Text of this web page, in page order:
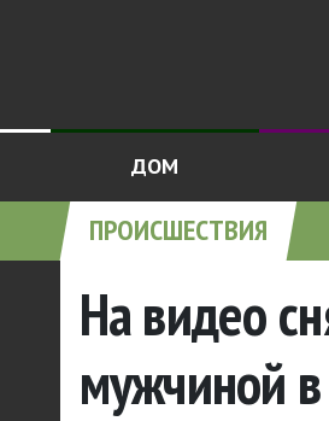
ДОМ
ПРОИСШЕСТВИЯ
На видео
мужчиной в